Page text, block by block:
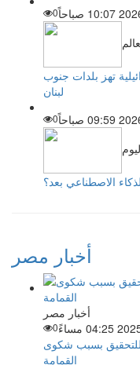
0
تهز بلدات جنوب
لبنان
0
الاصطناعي بعد؟
أخبار مصر
أخبار مصر
0
بسبب شكوى
القمامة